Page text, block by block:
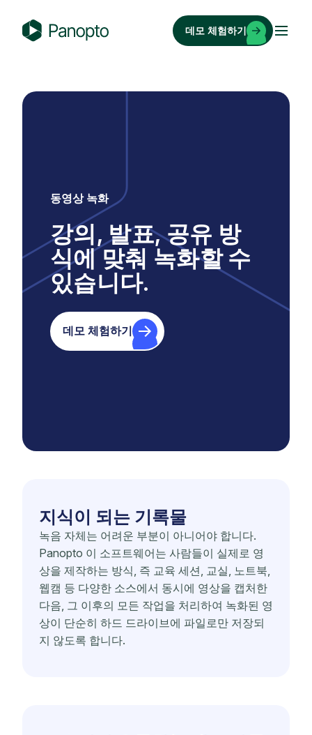
o
데모 체험하기
동영상 녹화
강의, 발표, 공유 방
식에 맞춰 녹화할 수
있습니다.
데모 체험하기
지식이 되는 기록물
녹음 자체는 어려운 부분이 아니어야 합니다.
Panopto 이 소프트웨어는 사람들이 실제로 영
상을 제작하는 방식, 즉 교육 세션, 교실, 노트북,
웹캠 등 다양한 소스에서 동시에 영상을 캡처한
다음, 그 이후의 모든 작업을 처리하여 녹화된 영
상이 단순히 하드 드라이브에 파일로만 저장되
지 않도록 합니다.